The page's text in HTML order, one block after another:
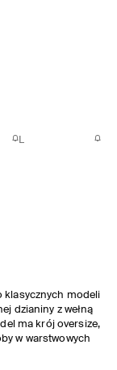
L
klasycznych modeli
dzianiny z wełną
ma krój oversize,
w warstwowych